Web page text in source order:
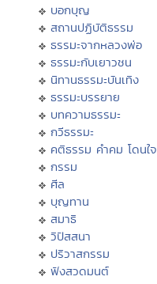
บอกบุญ
สถานปฏิบัติธรรม
ธรรมะจากหลวงพ่อ
ธรรมะกับเยาวชน
นิทานธรรมะบันเทิง
ธรรมะบรรยาย
บทความธรรมะ
กวีธรรมะ
คติธรรม คำคม โดนใจ
กรรม
ศีล
บุญทาน
สมาธิ
วิปัสสนา
ปริวาสกรรม
ฟังสวดมนต์